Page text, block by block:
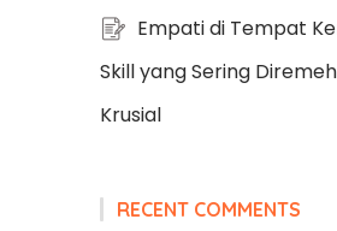
Empati di Tempat
Skill yang Sering
Krusial
RECENT COMMENTS